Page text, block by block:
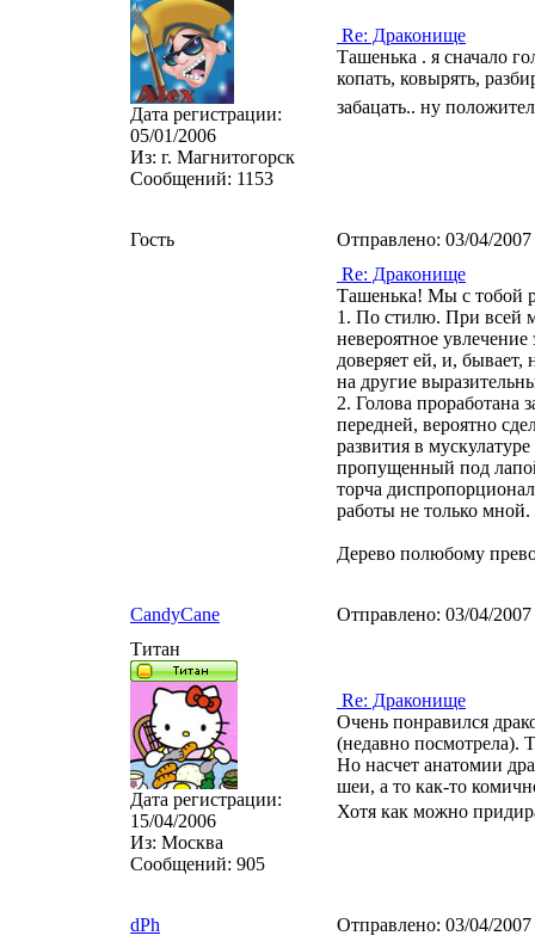
Дата регистрации:
05/01/2006
Из: г. Магнитогорск
Сообщений: 1153
Re: Драконище
Ташенька . я сначало
копать, ковырять,
забацать.. ну
Гость Отправлено: 03/04/
Re: Драконище
Ташенька! Мы с тобой
1. По стилю. При всей
невероятное
доверяет ей, и, бывает,
на другие
2. Голова проработана
передней, вероятно
развития в
пропущенный под
торча
работы не только
Дерево полюбому
CandyCane Отправлено: 03/04/
Титан
Дата регистрации:
15/04/2006
Из: Москва
Сообщений: 905
Re: Драконище
Очень понравился
(недавно посмотрела).
Но насчет анатомии
шеи, а то как-то
Хотя как можно
dPh Отправлено: 03/04/